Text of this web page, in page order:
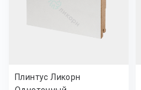
Плинтус Ликорн